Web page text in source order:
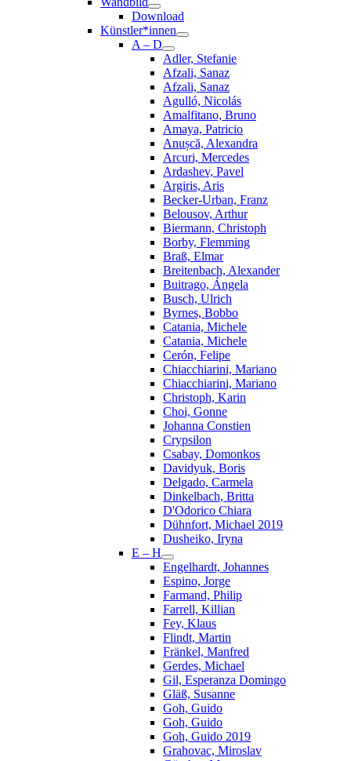
Download
Künstler*innen
A – D
Adler, Stefanie
Afzali, Sanaz
Afzali, Sanaz
Agulló, Nicolás
Amalfitano, Bruno
Amaya, Patricio
Anușcă, Alexandra
Arcuri, Mercedes
Ardashev, Pavel
Argiris, Aris
Becker-Urban, Franz
Belousov, Arthur
Biermann, Christoph
Borby, Flemming
Braß, Elmar
Breitenbach, Alexander
Buitrago, Ángela
Busch, Ulrich
Byrnes, Bobbo
Catania, Michele
Catania, Michele
Cerón, Felipe
Chiacchiarini, Mariano
Chiacchiarini, Mariano
Christoph, Karin
Choi, Gonne
Johanna Constien
Crypsilon
Csabay, Domonkos
Davidyuk, Boris
Delgado, Carmela
Dinkelbach, Britta
D'Odorico Chiara
Dühnfort, Michael 2019
Dusheiko, Iryna
E – H
Engelhardt, Johannes
Espino, Jorge
Farmand, Philip
Farrell, Killian
Fey, Klaus
Flindt, Martin
Fränkel, Manfred
Gerdes, Michael
Gil, Esperanza Domingo
Gläß, Susanne
Goh, Guido
Goh, Guido
Goh, Guido 2019
Grahovac, Miroslav